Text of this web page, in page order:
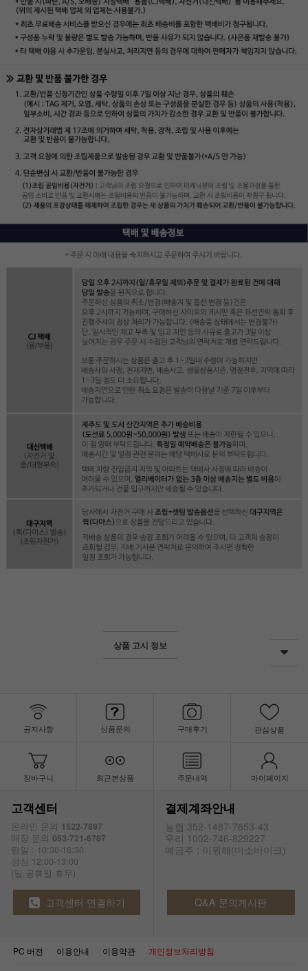
상품 고시 정보
공지사항 상품문의 구매후기 관심상품
장바구니 최근본상품 주문내역 마이페이지
고객센터
온라인 문의 1522-7897
매장 문의 053-721-6787
평일 : 10:30-16:30
점심 12:00-13:00
(일.공휴일 휴무)
결제계좌안내
농협 352-1487-7653-43
우리 1002-746-829227
예금주 : 이원해(미소바이크)
고객센터 연결하기 Q&A 문의게시판
PC 버전 이용안내 이용약관 개인정보처리방침